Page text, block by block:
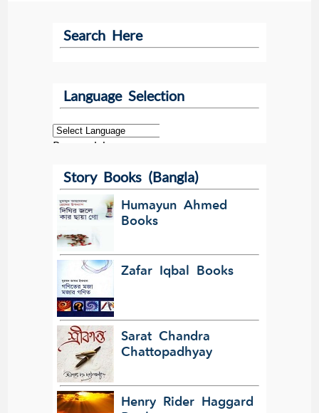
Search Here
Language Selection
Powered by
Translate
Story Books (Bangla)
Humayun Ahmed
Books
Zafar Iqbal Books
Sarat Chandra
Chattopadhyay
Henry Rider Haggard